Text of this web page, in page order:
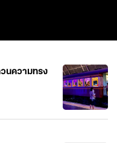
นความทรง